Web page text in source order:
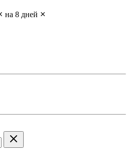
на 8 дней